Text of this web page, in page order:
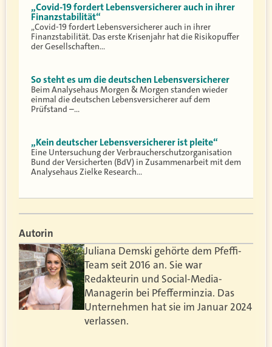
„Covid-19 fordert Lebensversicherer auch in ihrer
Finanzstabilität“
„Covid-19 fordert Lebensversicherer auch in ihrer
Finanzstabilität. Das erste Krisenjahr hat die Risikopuffer
der Gesellschaften…
So steht es um die deutschen Lebensversicherer
Beim Analysehaus Morgen & Morgen standen wieder
einmal die deutschen Lebensversicherer auf dem
Prüfstand –…
„Kein deutscher Lebensversicherer ist pleite“
Eine Untersuchung der Verbraucherschutzorganisation
Bund der Versicherten (BdV) in Zusammenarbeit mit dem
Analysehaus Zielke Research…
Autorin
Juliana Demski gehörte dem Pfeffi-
Team seit 2016 an. Sie war
Redakteurin und Social-Media-
Managerin bei Pfefferminzia. Das
Unternehmen hat sie im Januar 2024
verlassen.